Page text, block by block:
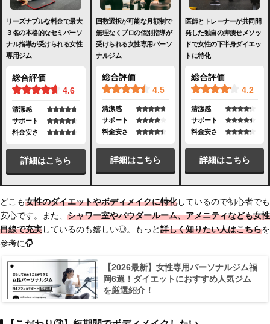
リーズナブルな料金で最大
３名の本格的なセミパーソ
ナル指導が受けられる女性
専用ジム
総合評価
4.6
清潔感
サポート
料金安さ
詳細はこちら
回数選択が可能な月額制で
無理なくプロの個別指導が
受けられる女性専用パーソ
ナルジム
総合評価
4.5
清潔感
サポート
料金安さ
詳細はこちら
医師とトレーナーが共同開
発した独自の脚痩せメソッ
ドで女性の下半身ダイエッ
トに特化
総合評価
4.2
清潔感
サポート
料金安さ
詳細はこちら
どこも女性のダイエットやボディメイクに特化しているので初心者でも
安心です。また、 シャワー室やパウダールーム、アメニティなども女性
目線で充実しているのも嬉しい◎。もっと詳しく知りたい人はこちらを
参考に
【2026最新】女性専用パーソナルジム福
岡6選！ダイエットにおすすめ人気ジム
を厳選紹介！